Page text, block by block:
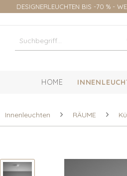
DESIGNERLEUCHTEN BIS -70 % -
HOME
Innenleuchten RÄUME